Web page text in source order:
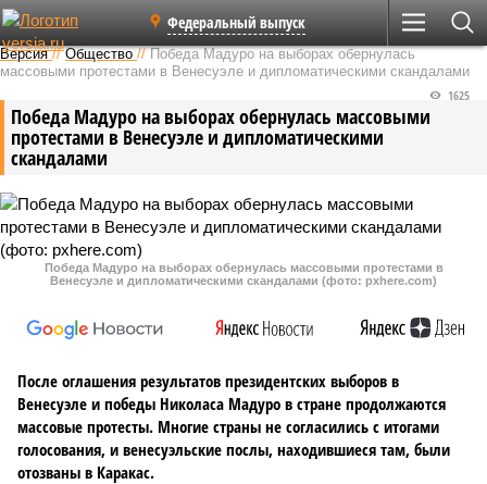
Федеральный выпуск
Версия //Общество //Победа Мадуро на выборах обернулась
массовыми протестами в Венесуэле и дипломатическими скандалами
Победа Мадуро на выборах обернулась массовыми
протестами в Венесуэле и дипломатическими
скандалами
1625
Победа Мадуро на выборах обернулась массовыми протестами в
Венесуэле и дипломатическими скандалами (фото: pxhere.com)
После оглашения результатов президентских выборов в
Венесуэле и победы Николаса Мадуро в стране продолжаются
массовые протесты. Многие страны не согласились с итогами
голосования, и венесуэльские послы, находившиеся там, были
отозваны в Каракас.